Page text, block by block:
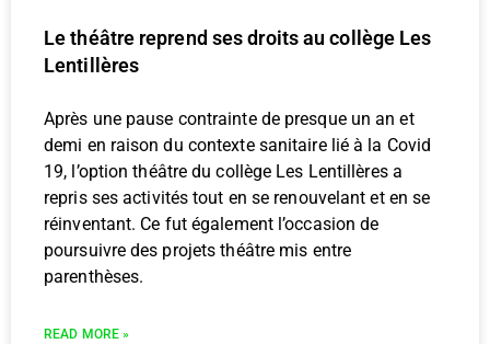
Le théâtre reprend ses droits au collège Les
Lentillères
Après une pause contrainte de presque un an et
demi en raison du contexte sanitaire lié à la Covid
19, l’option théâtre du collège Les Lentillères a
repris ses activités tout en se renouvelant et en se
réinventant. Ce fut également l’occasion de
poursuivre des projets théâtre mis entre
parenthèses.
READ MORE »